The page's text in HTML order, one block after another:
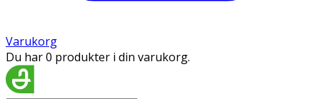
Varukorg
Du har 0 produkter i din varukorg.